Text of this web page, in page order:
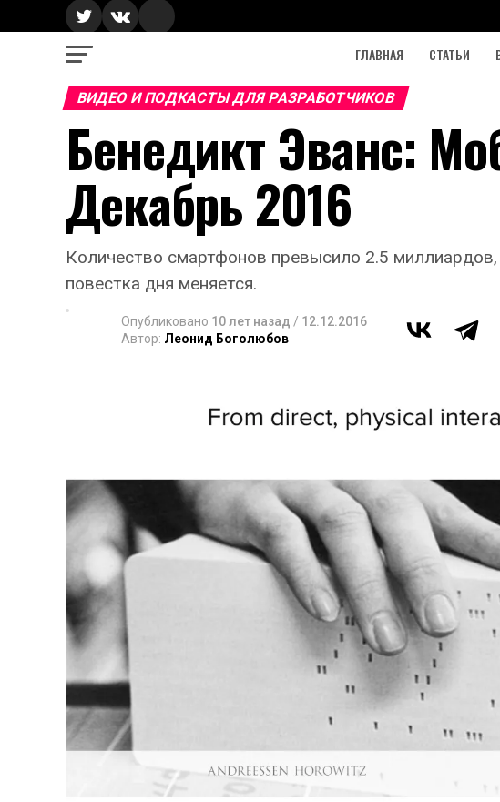
ГЛАВНАЯ СТАТЬИ
ВИДЕО И ПОДКАСТЫ ДЛЯ РАЗРАБОТЧИКОВ
Бенедикт Эванс:
Декабрь 2016
Количество смартфонов превысило 2.5
повестка дня меняется.
Опубликовано 10 лет назад / 12.12.2016
Автор: Леонид Боголюбов